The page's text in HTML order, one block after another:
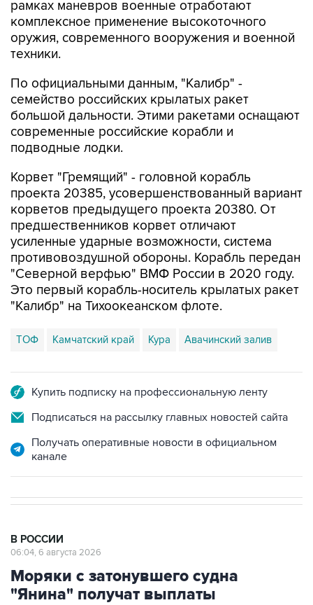
рамках маневров военные отработают
комплексное применение высокоточного
оружия, современного вооружения и военной
техники.
По официальными данным, "Калибр" -
семейство российских крылатых ракет
большой дальности. Этими ракетами оснащают
современные российские корабли и
подводные лодки.
Корвет "Гремящий" - головной корабль
проекта 20385, усовершенствованный вариант
корветов предыдущего проекта 20380. От
предшественников корвет отличают
усиленные ударные возможности, система
противовоздушной обороны. Корабль передан
"Северной верфью" ВМФ России в 2020 году.
Это первый корабль-носитель крылатых ракет
"Калибр" на Тихоокеанском флоте.
ТОФ Камчатский край Кура Авачинский залив
Купить подписку на профессиональную ленту
Подписаться на рассылку главных новостей сайта
Получать оперативные новости в официальном
канале
В РОССИИ
06:04, 6 августа 2026
Моряки с затонувшего судна
"Янина" получат выплаты